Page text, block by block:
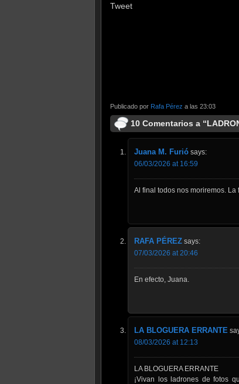
Tweet
Publicado por Rafa Pérez a las 23:03
10 Comentarios a
Juana M. Furió says:
06/03/2026 at 16:59
Al final todos nos moriremos. La
RAFA PÉREZ says:
07/03/2026 at 20:46
En efecto, Juana.
LA BLOGUERA ERRANTE
08/03/2026 at 12:13
LA BLOGUERA ERRANTE
¡Vivan los ladrones de fotos